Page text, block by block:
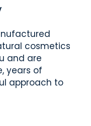
cosmetics
and are
years of
approach to